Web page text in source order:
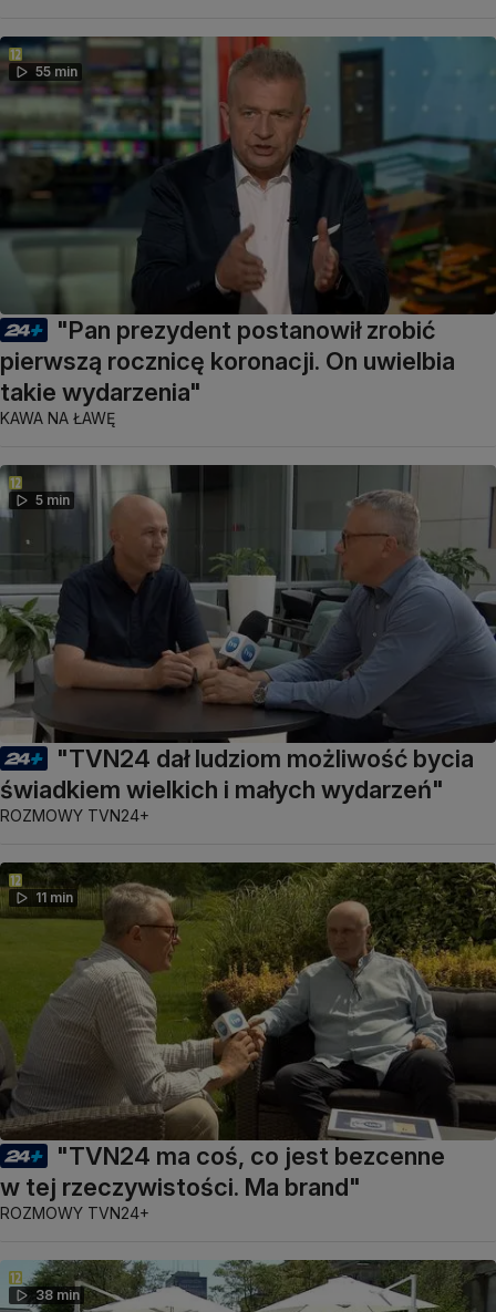
55 min
"Pan prezydent postanowił zrobić
pierwszą rocznicę koronacji. On uwielbia
takie wydarzenia"
KAWA NA ŁAWĘ
5 min
"TVN24 dał ludziom możliwość bycia
świadkiem wielkich i małych wydarzeń"
ROZMOWY TVN24+
11 min
"TVN24 ma coś, co jest bezcenne
w tej rzeczywistości. Ma brand"
ROZMOWY TVN24+
38 min